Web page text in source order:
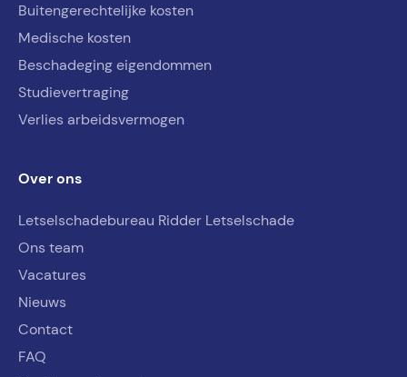
Buitengerechtelijke kosten
Medische kosten
Beschadeging eigendommen
Studievertraging
Verlies arbeidsvermogen
Over ons
Letselschadebureau Ridder Letselschade
Ons team
Vacatures
Nieuws
Contact
FAQ